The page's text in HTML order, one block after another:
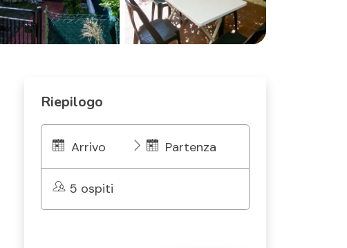
Riepilogo
Arrivo Partenza
5 ospiti